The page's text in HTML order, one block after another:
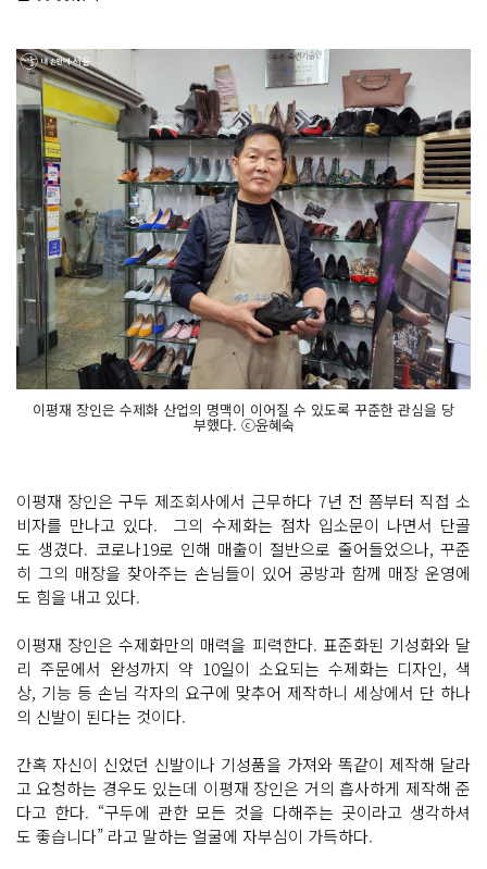
이평재 장인은 수제화 산업의 명맥이 이어질 수 있도록 꾸준한 관심을 당
부했다. ⓒ윤혜숙
이평재 장인은 구두 제조회사에서 근무하다 7년 전 쯤부터 직접 소
비자를 만나고 있다. 그의 수제화는 점차 입소문이 나면서 단골
도 생겼다. 코로나19로 인해 매출이 절반으로 줄어들었으나, 꾸준
히 그의 매장을 찾아주는 손님들이 있어 공방과 함께 매장 운영에
도 힘을 내고 있다.
이평재 장인은 수제화만의 매력을 피력한다. 표준화된 기성화와 달
리 주문에서 완성까지 약 10일이 소요되는 수제화는 디자인, 색
상, 기능 등 손님 각자의 요구에 맞추어 제작하니 세상에서 단 하나
의 신발이 된다는 것이다.
간혹 자신이 신었던 신발이나 기성품을 가져와 똑같이 제작해 달라
고 요청하는 경우도 있는데 이평재 장인은 거의 흡사하게 제작해 준
다고 한다. “구두에 관한 모든 것을 다해주는 곳이라고 생각하셔
도 좋습니다” 라고 말하는 얼굴에 자부심이 가득하다.